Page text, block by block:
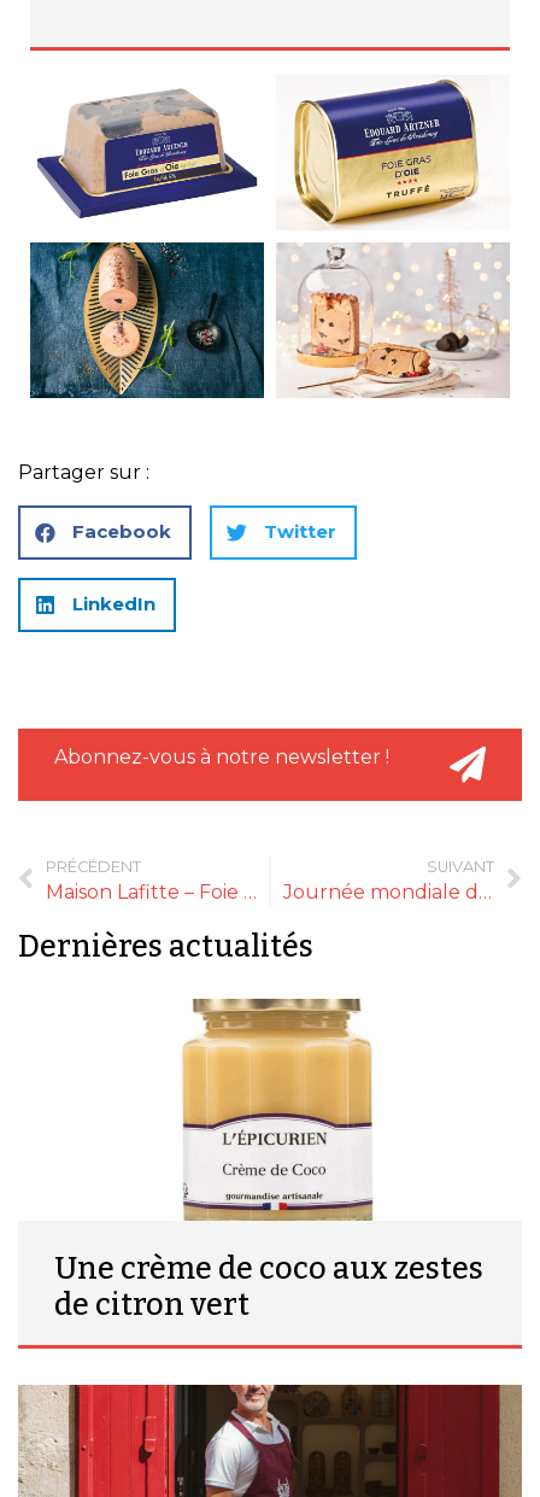
Partager sur :
Facebook Twitter
LinkedIn
Abonnez-vous à notre newsletter !
PRÉCÉDENT
Maison Lafitte – Foie Gras Millésimé 2025
SUIVANT
Journée mondiale de l’oeuf le 10 octobre
Dernières actualités
Une crème de coco aux zestes
de citron vert